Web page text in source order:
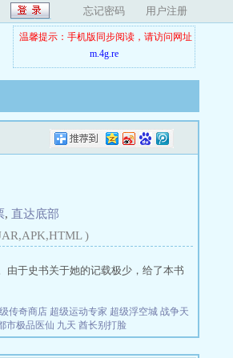
忘记密码 用户注册
温馨提示：手机版同步阅读，请访问网址
m.4g.re
, 直达底部
)
由于史书关于她的记载极少，给了本书
传奇商店 超级运动专家 超级浮空城 战争天
市极品医仙 九天 酋长别打脸